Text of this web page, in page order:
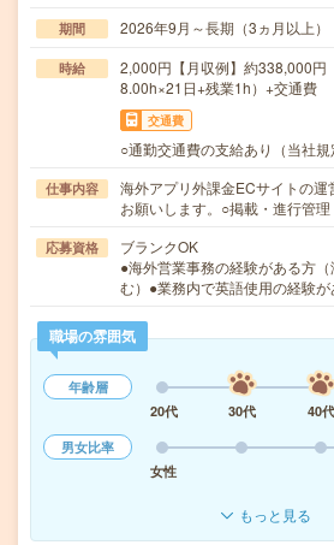
期間 2026年9月～長期（3ヵ月以上）
時給
2,000円【月収例】約338,000円
8.00h×21日+残業1h）+交通費
交通費
○通勤交通費の支給あり（当社規
仕事内容
海外アプリ外課金ECサイトの
お願いします。○掲載・進行管
応募資格
ブランクOK
●海外営業事務の経験がある方
む）●業務内で英語使用の経験
職場の雰囲気
年齢層
20代
30代 40代
男女比率
女性
もっと見る